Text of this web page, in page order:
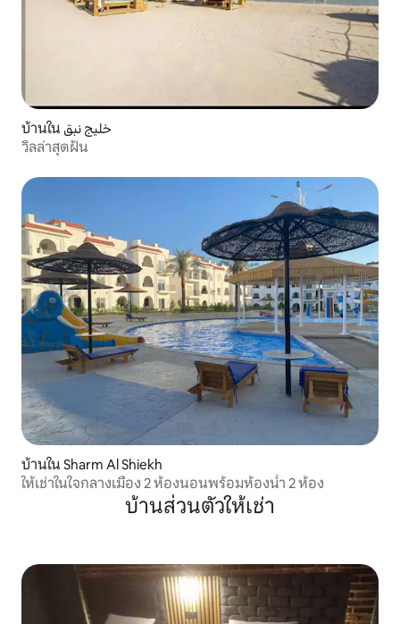
บ้านใน خليج نبق
วิลล่าสุดฝัน
บ้านใน Sharm Al Shiekh
ให้เช่าในใจกลางเมือง 2 ห้องนอนพร้อมห้องน้ำ 2 ห้อง
บ้านส่วนตัวให้เช่า